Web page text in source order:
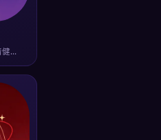
健…